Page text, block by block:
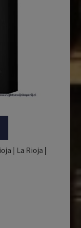
| La Rioja |